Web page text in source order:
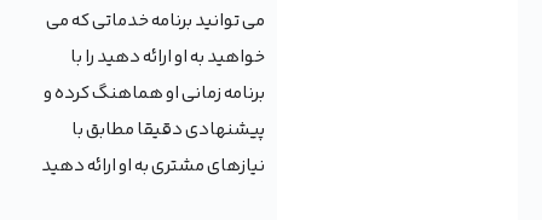
می توانید برنامه خدماتی که می
خواهید به او ارائه دهید را با
برنامه زمانی او هماهنگ کرده و
پیشنهادی دقیقا مطابق با
نیازهای مشتری به او ارائه دهید